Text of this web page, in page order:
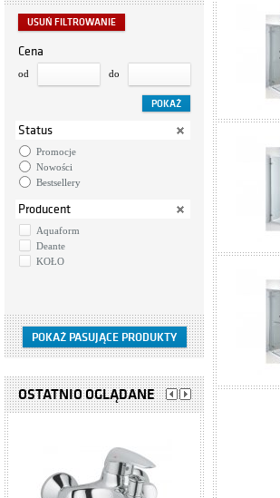
USUŃ FILTROWANIE
Cena
od do
Status
Promocje
Nowości
Bestsellery
Producent
Aquaform
Deante
KOŁO
OSTATNIO OGLĄDANE